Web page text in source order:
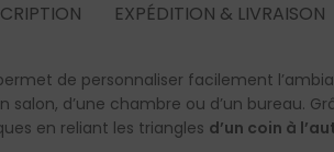
EXPÉDITION & LIVRAISON
de personnaliser facilement
salon, d’une chambre ou d’un bureau.
en reliant les triangles d’un coin à